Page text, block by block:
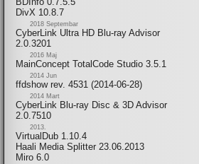
DivX 10.8.7
2018 Septembar
CyberLink Ultra HD Blu-ray Advisor
2.0.3201
2016 Maj
MainConcept TotalCode Studio 3.5.1
2014 Jun
ffdshow rev. 4531 (2014-06-28)
2014 Mart
CyberLink Blu-ray Disc & 3D Advisor
2.0.7510
2013.
VirtualDub 1.10.4
Haali Media Splitter 23.06.2013
Miro 6.0